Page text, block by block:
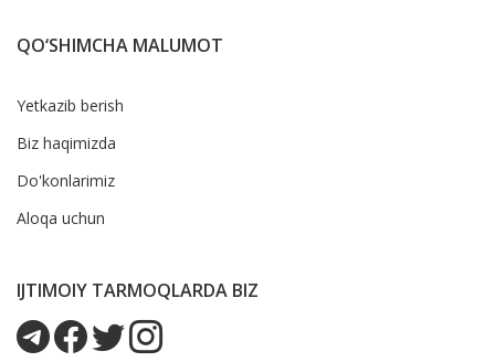
QO‘SHIMCHA MALUMOT
Yetkazib berish
Biz haqimizda
Do'konlarimiz
Aloqa uchun
IJTIMOIY TARMOQLARDA BIZ